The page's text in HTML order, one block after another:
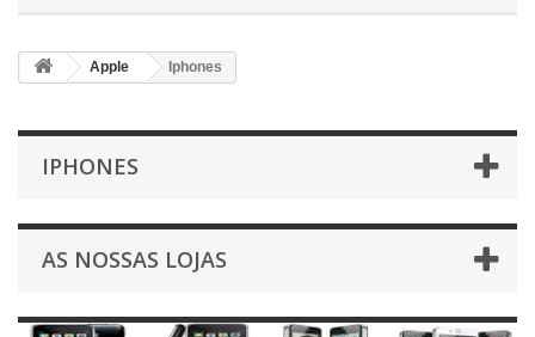
Apple Iphones
IPHONES
AS NOSSAS LOJAS